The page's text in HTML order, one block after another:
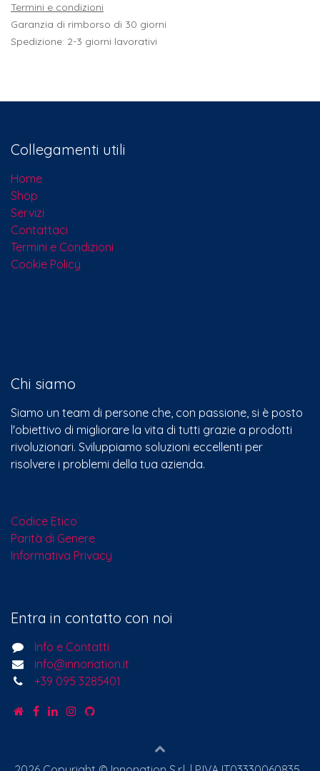
Termini e condizioni
Garanzia di rimborso di 30 giorni
Spedizione: 2-3 giorni lavorativi
Collegamenti utili
Home
Shop
Servizi
Contattaci​
Termini e Condizioni
Cookie Policy
Chi siamo
Siamo un team di persone che, con passione, si è posto
l'obiettivo di migliorare la vita di tutti grazie a prodotti
rivoluzionari. Sviluppiamo soluzioni eccellenti per
risolvere i problemi della tua azienda.
Codice Etico
Parità di Genere
Informativa Privacy
Entra in contatto con noi
Info e Contatti
info@innonation.it
+39 095 3285401